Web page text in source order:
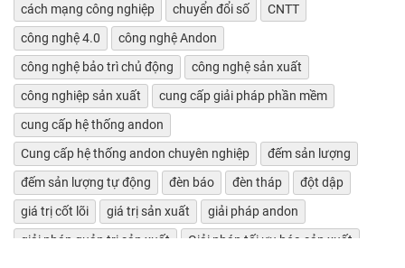
cách mạng công nghiệp
chuyển đổi số
CNTT
công nghệ 4.0
công nghệ Andon
công nghệ bảo trì chủ động
công nghệ sản xuất
công nghiệp sản xuất
cung cấp giải pháp phần mềm
cung cấp hệ thống andon
Cung cấp hệ thống andon chuyên nghiệp
đếm sản lượng
đếm sản lượng tự động
đèn báo đèn tháp
đột dập
giá trị cốt lõi
giá trị sản xuất
giải pháp andon
giải pháp quản trị sản xuất
Giải pháp tối ưu hóa sản xuất